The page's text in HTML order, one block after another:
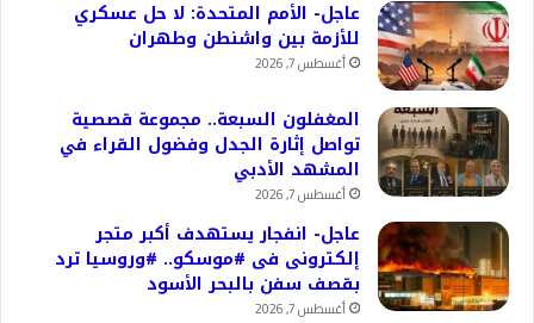
عاجل- الأمم المتحدة: لا حل عسكري
للأزمة بين واشنطن وطهران
أغسطس 7, 2026
المغفلون السبعة.. مجموعة قصصية
تواصل إثارة الجدل وفضول القراء في
المشهد الأدبي
أغسطس 7, 2026
عاجل- انفجار يستهدف أكبر متجر
إلكترونى فى #موسكو.. #وروسيا ترد
بقصف سفن بالبحر الأسود
أغسطس 7, 2026